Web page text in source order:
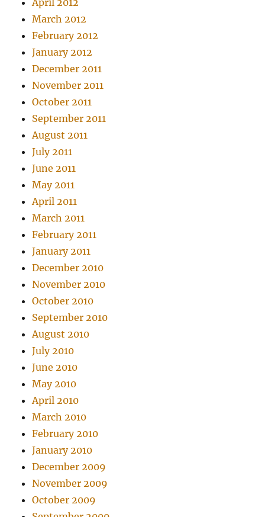
April 2012
March 2012
February 2012
January 2012
December 2011
November 2011
October 2011
September 2011
August 2011
July 2011
June 2011
May 2011
April 2011
March 2011
February 2011
January 2011
December 2010
November 2010
October 2010
September 2010
August 2010
July 2010
June 2010
May 2010
April 2010
March 2010
February 2010
January 2010
December 2009
November 2009
October 2009